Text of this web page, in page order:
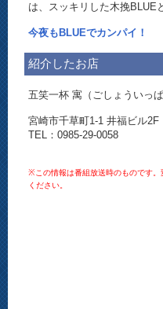
は、スッキリした木挽BLUE
今夜もBLUEでカンパイ！
紹介したお店
五笑一杯 寓（ごしょういっぱ
宮崎市千草町1-1 井福ビル2F
TEL：0985-29-0058
※この情報は番組放送時のものです
ください。